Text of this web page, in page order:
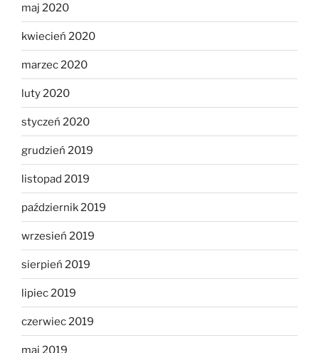
maj 2020
kwiecień 2020
marzec 2020
luty 2020
styczeń 2020
grudzień 2019
listopad 2019
październik 2019
wrzesień 2019
sierpień 2019
lipiec 2019
czerwiec 2019
maj 2019